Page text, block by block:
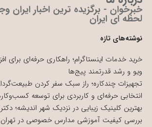
خبرخوان - برگزیده ترین اخبار ایران
لحظه ای ایران
نوشته‌های تازه
خرید خدمات اینستاگرام؛ راهکاری حرفه‌ای برای
ویو و رشد قدرتمند پیج‌ها
تجهیزات چندکاره؛ راز سبک سفر کردن
انتخابی حرفه‌ای و کاربردی برای توسعه
بهترین کلینیک زیبایی در نزدیک شهر اندیشه؛
بررسی کیفیت آموزشی مدارس خصوصی در تهران